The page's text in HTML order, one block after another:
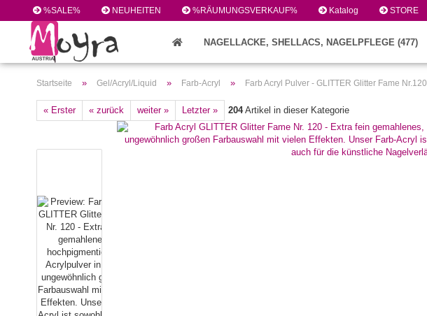
%SALE% NEUHEITEN %RÄUMUNGSVERKAUF% Katalog STORE
NAGELLACKE, SHELLACS, NAGELPFLEGE (477)
Startseite » Gel/Acryl/Liquid » Farb-Acryl » Farb Acryl Pulver - GLITTER Glitter Fame Nr.120
« Erster « zurück weiter » Letzter » 204Artikel in dieser Kategorie